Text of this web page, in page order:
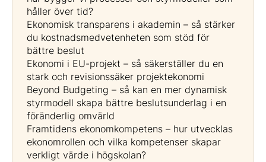
håller över tid?
Ekonomisk transparens i akademin – så stärker
du kostnadsmedvetenheten som stöd för
bättre beslut
Ekonomi i EU-projekt – så säkerställer du en
stark och revisionssäker projektekonomi
Beyond Budgeting – så kan en mer dynamisk
styrmodell skapa bättre beslutsunderlag i en
föränderlig omvärld
Framtidens ekonomkompetens – hur utvecklas
ekonomrollen och vilka kompetenser skapar
verkligt värde i högskolan?